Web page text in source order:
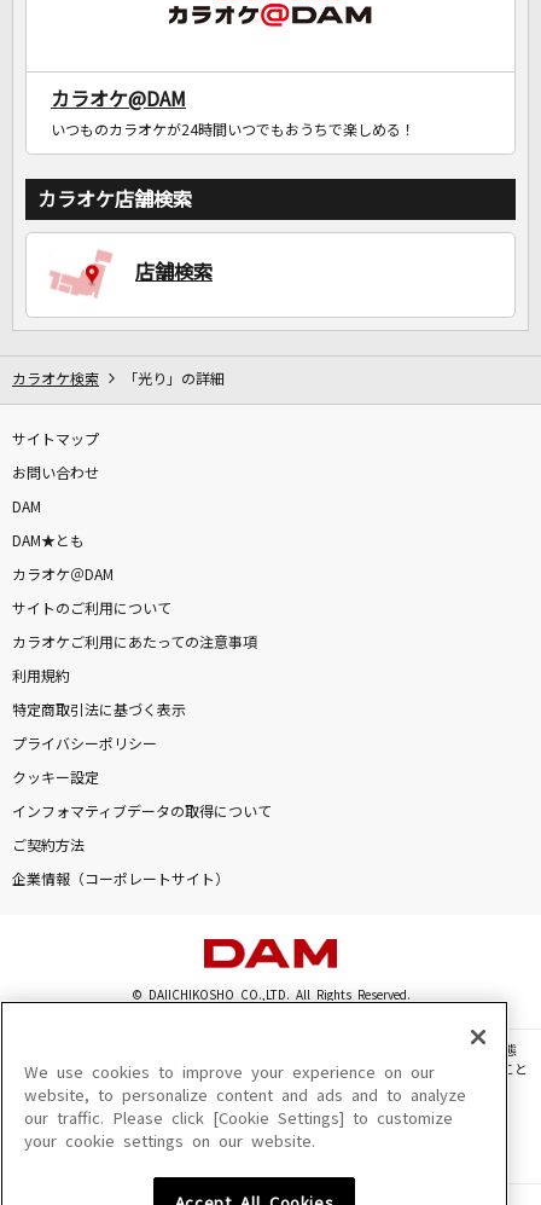
カラオケ@DAM
いつものカラオケが24時間いつでもおうちで楽しめる！
カラオケ店舗検索
店舗検索
カラオケ検索 「光り」の詳細
サイトマップ
お問い合わせ
DAM
DAM★とも
カラオケ＠DAM
サイトのご利用について
カラオケご利用にあたっての注意事項
利用規約
特定商取引法に基づく表示
プライバシーポリシー
クッキー設定
インフォマティブデータの取得について
ご契約方法
企業情報（コーポレートサイト）
© DAIICHIKOSHO CO.,LTD. All Rights Reserved.
このサイトに掲載されている一切の文章・画像・写真・動画・音声等を、手段や形態
を問わず、著作権法の定める範囲を超えて無断で複製、転載、ファイル化などすること
を禁じます。
楽曲及びコンテンツは、機種によりご利用いただけない場合があります。
楽曲及びコンテンツの配信日、配信内容が変更になる場合があります。
We use cookies to improve your experience on our
website, to personalize content and ads and to analyze
our traffic. Please click [Cookie Settings] to customize
your cookie settings on our website.